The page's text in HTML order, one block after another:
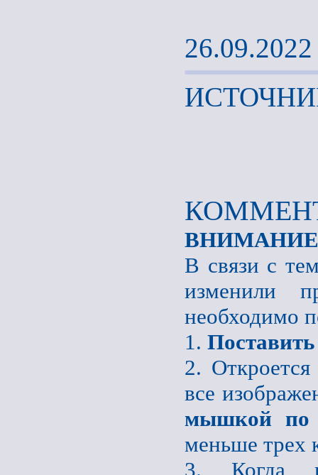
В связи с
изменили
необходимо
1.
2.
все
мышкой по
меньше трех
3. Когда